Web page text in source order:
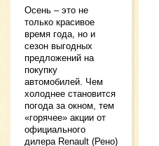
Осень – это не
только красивое
время года, но и
сезон выгодных
предложений на
покупку
автомобилей. Чем
холоднее становится
погода за окном, тем
«горячее» акции от
официального
дилера Renault (Рено)